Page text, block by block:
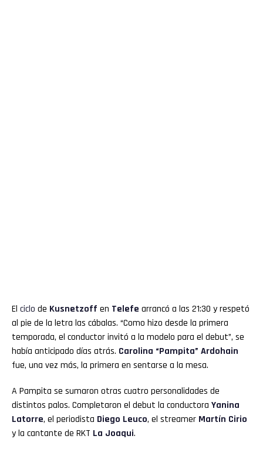
El ciclo de Kusnetzoff en Telefe arrancó a las 21:30 y respetó
al pie de la letra las cábalas. “Como hizo desde la primera
temporada, el conductor invitó a la modelo para el debut”, se
había anticipado días atrás. Carolina “Pampita” Ardohain
fue, una vez más, la primera en sentarse a la mesa.
A Pampita se sumaron otras cuatro personalidades de
distintos palos. Completaron el debut la conductora Yanina
Latorre, el periodista Diego Leuco, el streamer Martín Cirio
y la cantante de RKT La Joaqui.